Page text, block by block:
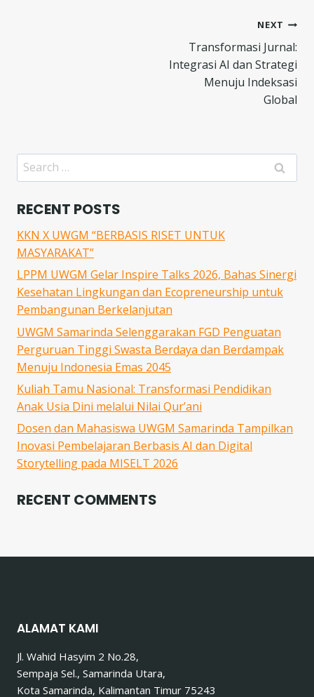
navigation
NEXT
Transformasi Jurnal:
Integrasi AI dan Strategi
Menuju Indeksasi
Global
Search
for:
RECENT POSTS
KKN X UWGM “BERBASIS RISET UNTUK
MASYARAKAT”
LPPM UWGM Gelar Inspire Talks 2026, Bahas Sinergi
Kesehatan Lingkungan dan Ecopreneurship untuk
Pembangunan Berkelanjutan
UWGM Samarinda Selenggarakan FGD Penguatan
Perguruan Tinggi Swasta Berdaya dan Berdampak
Menuju Indonesia Emas 2045
Kuliah Tamu Nasional: Transformasi Pendidikan
Anak Usia Dini melalui Nilai Qur’ani
Dosen dan Mahasiswa UWGM Samarinda Tampilkan
Inovasi Pembelajaran Berbasis AI dan Digital
Storytelling pada MISELT 2026
RECENT COMMENTS
ALAMAT KAMI
Jl. Wahid Hasyim 2 No.28,
Sempaja Sel., Samarinda Utara,
Kota Samarinda, Kalimantan Timur 75243